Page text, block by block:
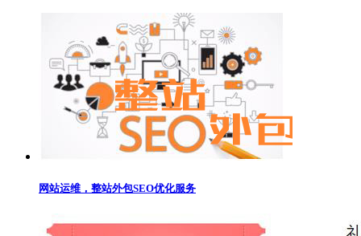
网站运维，整站外包SEO优化服务